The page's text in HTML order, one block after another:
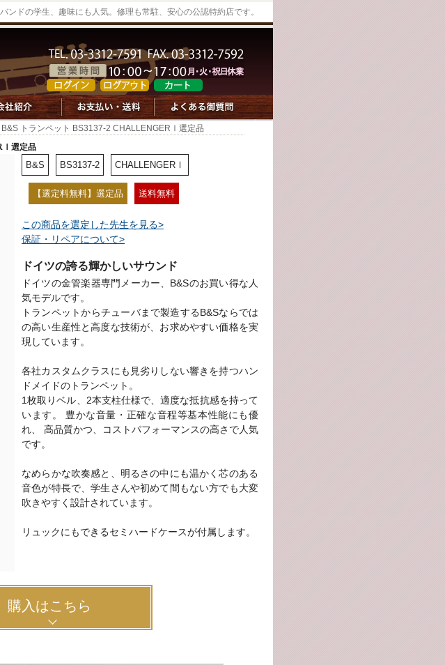
ドの学生、趣味にも人気。修理も常駐、安心の公認特約店です。
B&S トランペット BS3137-2 CHALLENGERⅠ選定品
選定品
B&S BS3137-2 CHALLENGERⅠ
【選定料無料】選定品 送料無料
この商品を選定した先生を見る>
保証・リペアについて>
ドイツの誇る輝かしいサウンド
ドイツの金管楽器専門メーカー、B&Sのお買い得な人
気モデルです。
トランペットからチューバまで製造するB&Sならでは
の高い生産性と高度な技術が、お求めやすい価格を実
現しています。
各社カスタムクラスにも見劣りしない響きを持つハン
ドメイドのトランペット。
1枚取りベル、2本支柱仕様で、適度な抵抗感を持って
います。 豊かな音量・正確な音程等基本性能にも優
れ、 高品質かつ、コストパフォーマンスの高さで人気
です。
なめらかな吹奏感と、明るさの中にも温かく芯のある
音色が特長で、学生さんや初めて間もない方でも大変
吹きやすく設計されています。
リュックにもできるセミハードケースが付属します。
購入はこちら